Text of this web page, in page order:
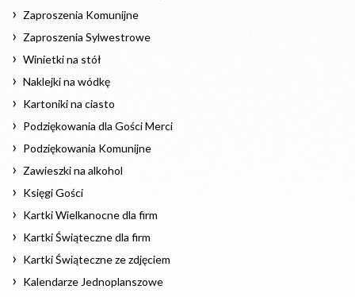
Zaproszenia Komunijne
Zaproszenia Sylwestrowe
Winietki na stół
Naklejki na wódkę
Kartoniki na ciasto
Podziękowania dla Gości Merci
Podziękowania Komunijne
Zawieszki na alkohol
Księgi Gości
Kartki Wielkanocne dla firm
Kartki Świąteczne dla firm
Kartki Świąteczne ze zdjęciem
Kalendarze Jednoplanszowe